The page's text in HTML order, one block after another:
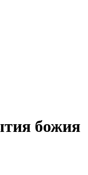
божия